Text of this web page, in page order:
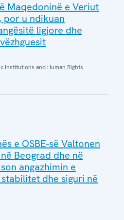
Maqedoninë e Veriut
por u ndikuan
ligjore dhe
Institutions and Human Rights
e OSBE-së Valtonen
Beograd dhe në
angazhimin e
dhe siguri në